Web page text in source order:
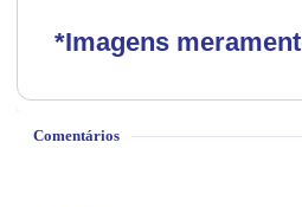
*Imagens
Comentários